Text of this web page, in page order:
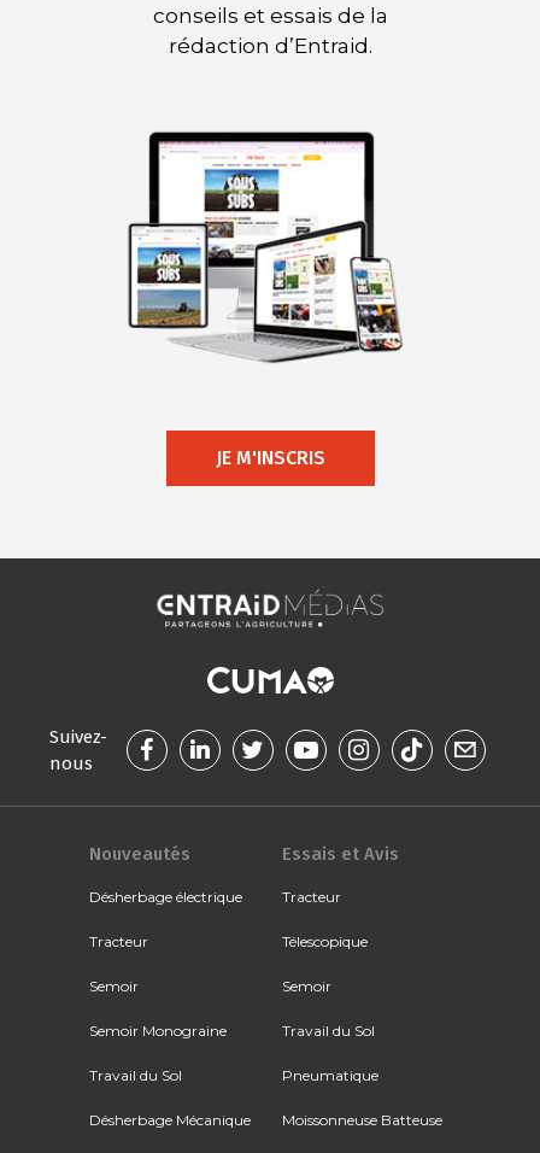
conseils et essais de la
rédaction d’Entraid.
JE M'INSCRIS
Suivez-
nous
Nouveautés
Désherbage électrique
Tracteur
Semoir
Semoir Monograine
Travail du Sol
Désherbage Mécanique
Essais et Avis
Tracteur
Télescopique
Semoir
Travail du Sol
Pneumatique
Moissonneuse Batteuse